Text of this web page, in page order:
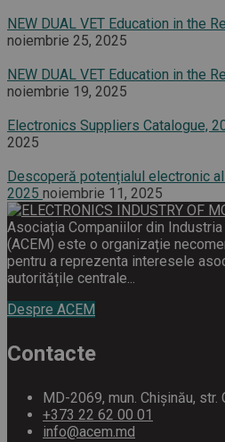
NEW DUAL VET Education in the
noiembrie 25, 2025
NEW DUAL VET Education in the
noiembrie 19, 2025
Electronics Suppliers Catalogue,
2025
Descoperă potențialul electronic
2025 noiembrie 11, 2025
Asociația Companiilor din
(ACEM) este o organizație
pentru a reprezenta interesele
autoritățile centrale...
Despre ACEM
Contacte
MD-2069, mun. Chișinău, str.
+373 22 62 00 01
info@acem.md